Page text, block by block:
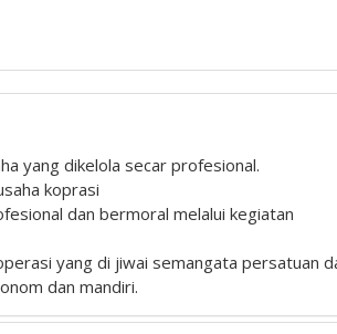
yang dikelola secar profesional.
koprasi
dan bermoral melalui kegiatan
yang di jiwai semangata persatuan
dan mandiri.